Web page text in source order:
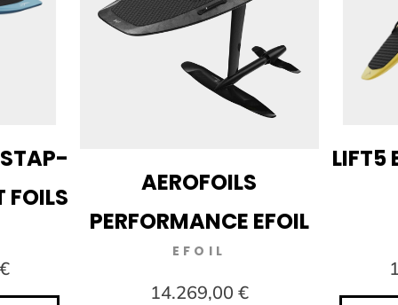
FOILS
AEROFOILS
PERFORMANCE EFOIL
EFOIL
14.269,00 €
LIFT5